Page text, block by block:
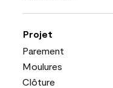
Projet
Parement
Moulures
Clôture